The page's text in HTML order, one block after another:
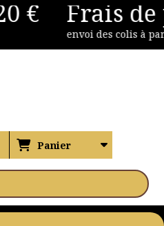
€ Frais de
envoi des colis à
Panier